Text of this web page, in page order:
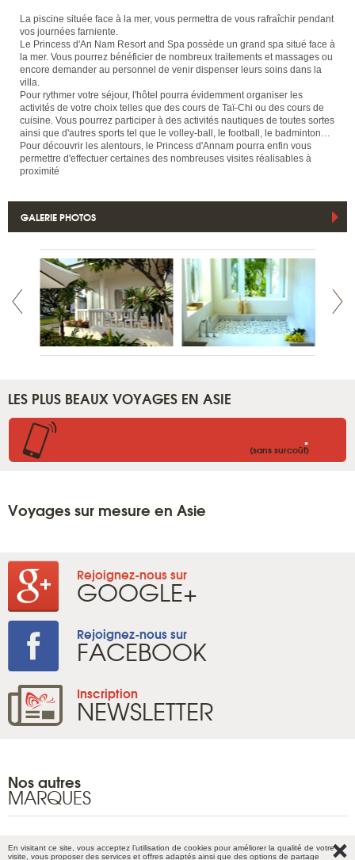
En visitant ce site, vous acceptez l’utilisation de cookies pour améliorer la qualité de votre
visite, vous proposer des services et offres adaptés ainsi que des options de partage
La piscine située face à la mer, vous permettra de vous rafraîchir pendant
vos journées farniente.
Le Princess d'An Nam Resort and Spa possède un grand spa situé face à
la mer. Vous pourrez bénéficier de nombreux traitements et massages ou
encore demander au personnel de venir dispenser leurs soins dans la
villa.
Pour rythmer votre séjour, l'hôtel pourra évidemment organiser les
activités de votre choix telles que des cours de Taï-Chi ou des cours de
cuisine. Vous pourrez participer à des activités nautiques de toutes sortes
ainsi que d'autres sports tel que le volley-ball, le football, le badminton…
Pour découvrir les alentours, le Princess d'Annam pourra enfin vous
permettre d'effectuer certaines des nombreuses visites réalisables à
proximité
GALERIE PHOTOS
LES PLUS BEAUX VOYAGES EN ASIE
.
(sans surcoût)
Voyages sur mesure en Asie
Rejoignez-nous sur
GOOGLE+
Rejoignez-nous sur
FACEBOOK
Inscription
NEWSLETTER
Nos autres
MARQUES
Plan du site